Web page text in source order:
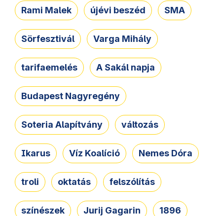
Rami Malek újévi beszéd SMA
Sörfesztivál Varga Mihály
tarifaemelés A Sakál napja
Budapest Nagyregény
Soteria Alapítvány változás
Ikarus Víz Koalíció Nemes Dóra
troli oktatás felszólítás
színészek Jurij Gagarin 1896